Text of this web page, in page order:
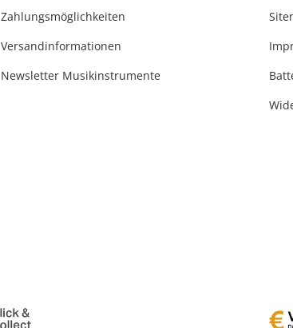
Zahlungsmöglichkeiten
Versandinformationen
Newsletter Musikinstrumente